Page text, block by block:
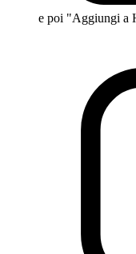
e poi "Aggiungi a